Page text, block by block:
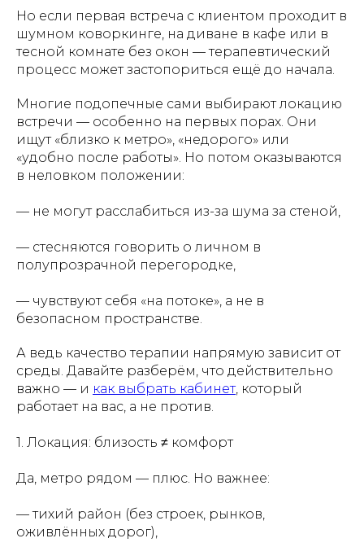
Но если первая встреча с клиентом проходит в
шумном коворкинге, на диване в кафе или в
тесной комнате без окон — терапевтический
процесс может застопориться ещё до начала.
Многие подопечные сами выбирают локацию
встречи — особенно на первых порах. Они
ищут «близко к метро», «недорого» или
«удобно после работы». Но потом оказываются
в неловком положении:
— не могут расслабиться из-за шума за стеной,
— стесняются говорить о личном в
полупрозрачной перегородке,
— чувствуют себя «на потоке», а не в
безопасном пространстве.
А ведь качество терапии напрямую зависит от
среды. Давайте разберём, что действительно
важно — и как выбрать кабинет, который
работает на вас, а не против.
1. Локация: близость ≠ комфорт
Да, метро рядом — плюс. Но важнее:
— тихий район (без строек, рынков,
оживлённых дорог),